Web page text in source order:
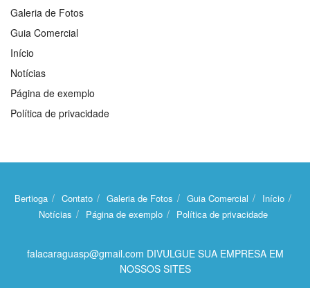
Galeria de Fotos
Guia Comercial
Início
Notícias
Página de exemplo
Política de privacidade
Bertioga Contato Galeria de Fotos Guia Comercial
Início
Notícias
Página de exemplo Política de privacidade
falacaraguasp@gmail.com DIVULGUE SUA EMPRESA EM
NOSSOS SITES